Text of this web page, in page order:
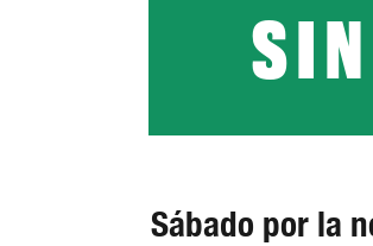
Sábado por la